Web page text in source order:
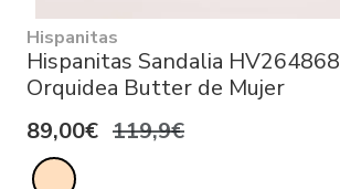
Hispanitas
Hispanitas Sandalia HV264868
Orquidea Butter de Mujer
89,00€ 119,9€